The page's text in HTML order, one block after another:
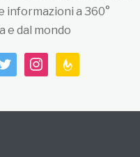
informazioni a 360°
e dal mondo
instagramfeedburner